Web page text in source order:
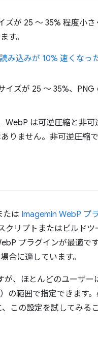
ズが 25 ～ 35% 程度小さ
す。
み込みが 10% 速くなっ
ズが 25 ～ 35%、PNG
WebP は可逆圧縮と非可
りません。非可逆圧縮
たは Imagemin WebP プ
クリプトまたはビルドツ
プラグインが最適です
合に適しています。
、ほとんどのユーザー
の範囲で指定できます
この設定を試してみる